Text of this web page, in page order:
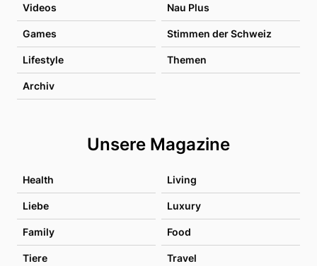
Videos Nau Plus
Games Stimmen der Schweiz
Lifestyle Themen
Archiv
Unsere Magazine
Health Living
Liebe Luxury
Family Food
Tiere Travel